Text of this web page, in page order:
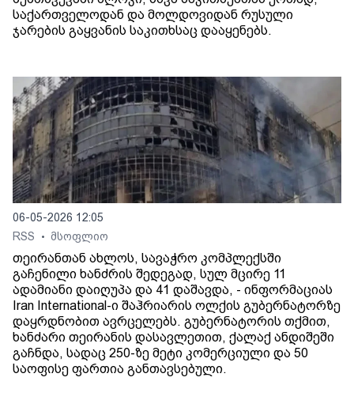
საქართველოდან და მოლდოვიდან რუსული
ჯარების გაყვანის საკითხსაც დააყენებს.
06-05-2026 12:05
RSS
• მსოფლიო
თეირანთან ახლოს, სავაჭრო კომპლექსში
გაჩენილი ხანძრის შედეგად, სულ მცირე 11
ადამიანი დაიღუპა და 41 დაშავდა, - ინფორმაციას
Iran International-ი შაჰრიარის ოლქის გუბერნატორზე
დაყრდნობით ავრცელებს. გუბერნატორის თქმით,
ხანძარი თეირანის დასავლეთით, ქალაქ ანდიშეში
გაჩნდა, სადაც 250-ზე მეტი კომერციული და 50
საოფისე ფართია განთავსებული.